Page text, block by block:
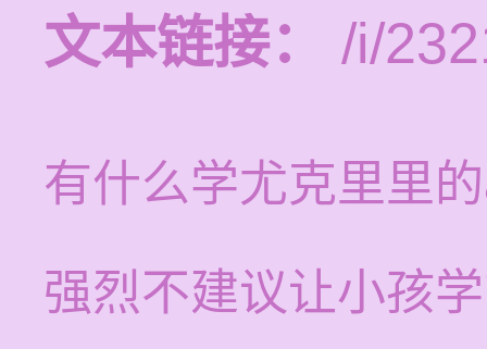
文本链接：
/i/
有什么学尤克里里
强烈不建议让小孩